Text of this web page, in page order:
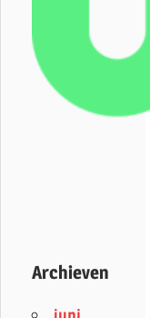
Archieven
juni